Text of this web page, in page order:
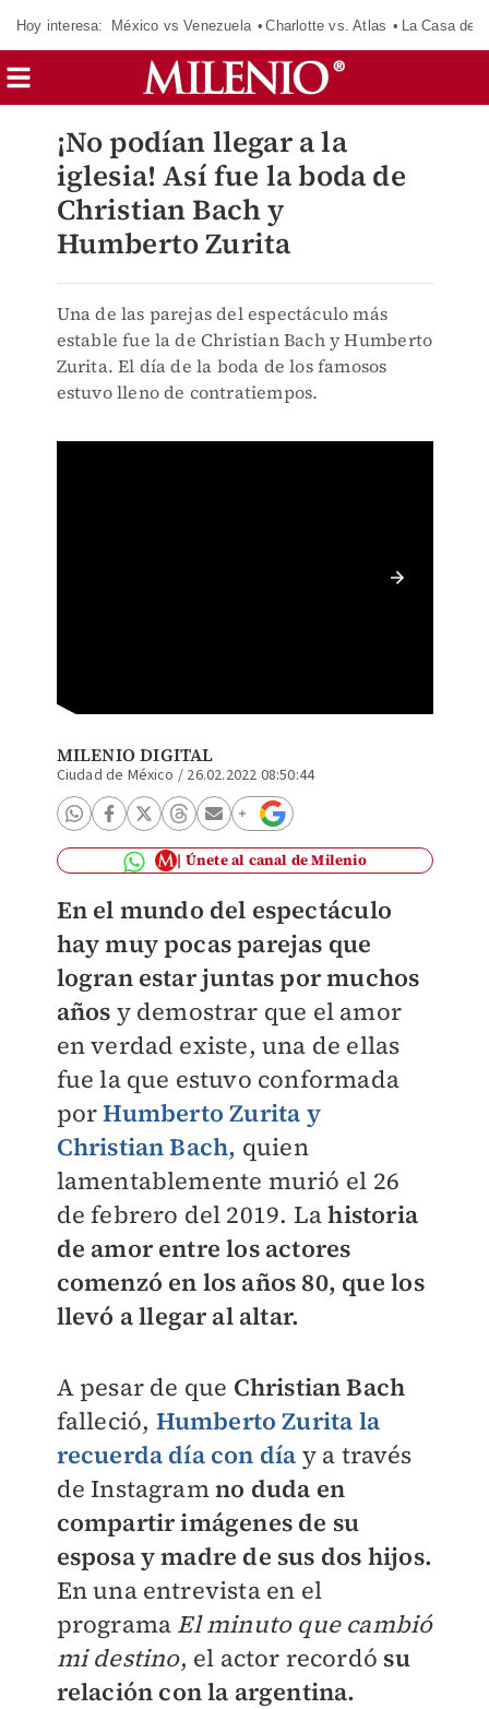
Hoy interesa: México vs Venezuela Charlotte vs. Atlas La Casa de
¡No podían llegar a la
iglesia! Así fue la boda de
Christian Bach y
Humberto Zurita
Una de las parejas del espectáculo más
estable fue la de Christian Bach y Humberto
Zurita. El día de la boda de los famosos
estuvo lleno de contratiempos.
MILENIO DIGITAL
Ciudad de México / 26.02.2022 08:50:44
Únete al canal de Milenio
En el mundo del espectáculo
hay muy pocas parejas que
logran estar juntas por muchos
años y demostrar que el amor
en verdad existe, una de ellas
fue la que estuvo conformada
porHumberto Zurita y
Christian Bach, quien
lamentablemente murió el 26
de febrero del 2019. Lahistoria
de amor entre los actores
comenzó en los años 80, que los
llevó a llegar al altar.
A pesar de que Christian Bach
falleció, Humberto Zurita la
recuerda día con día y a través
de Instagramno duda en
compartir imágenes de su
esposa y madre de sus dos hijos.
En una entrevista en el
programa El minuto que cambió
mi destino, el actor recordó su
relación con la argentina.